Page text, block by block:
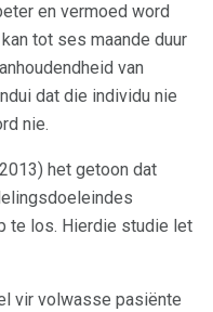
en vermoed word
tot ses maande duur
van
dat die individu nie
nie.
het getoon dat
te los. Hierdie studie let
vir volwasse pasiënte